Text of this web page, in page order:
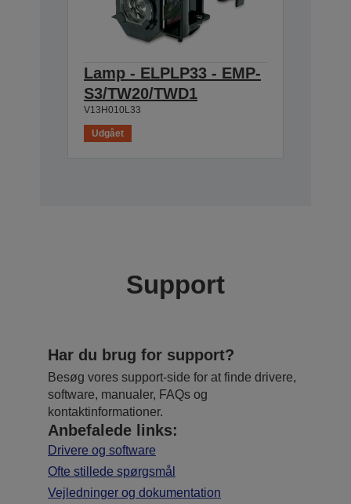
Lamp - ELPLP33 - EMP-
S3/TW20/TWD1
V13H010L33
Udgået
Support
Har du brug for support?
Besøg vores support-side for at finde drivere,
software, manualer, FAQs og
kontaktinformationer.
Anbefalede links:
Drivere og software
Ofte stillede spørgsmål
Vejledninger og dokumentation